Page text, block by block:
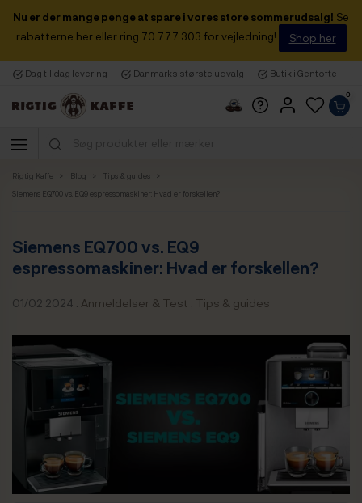
Nu er der mange penge at spare i vores store sommerudsalg! Se
rabatterne her eller ring 70 777 303 for vejledning!
Shop her
Dag til dag levering Danmarks største udvalg Butik i Gentofte
0
Rigtig Kaffe Blog
Tips & guides
Siemens EQ700 vs. EQ9 espressomaskiner: Hvad er forskellen?
Siemens EQ700 vs. EQ9
espressomaskiner: Hvad er forskellen?
01/02 2024 : Anmeldelser & Test Tips & guides